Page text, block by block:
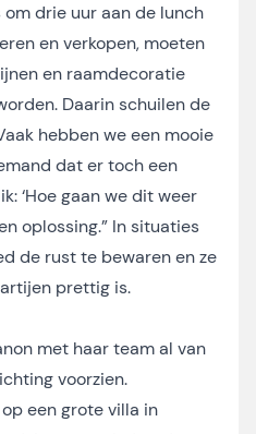
drie uur aan de lunch
en verkopen, moeten
en raamdecoratie
Daarin schuilen de
hebben we een mooie
dat er toch een
‘Hoe gaan we dit weer
oplossing.” In situaties
de rust te bewaren en ze
prettig is.
met haar team al van
voorzien.
een grote villa in